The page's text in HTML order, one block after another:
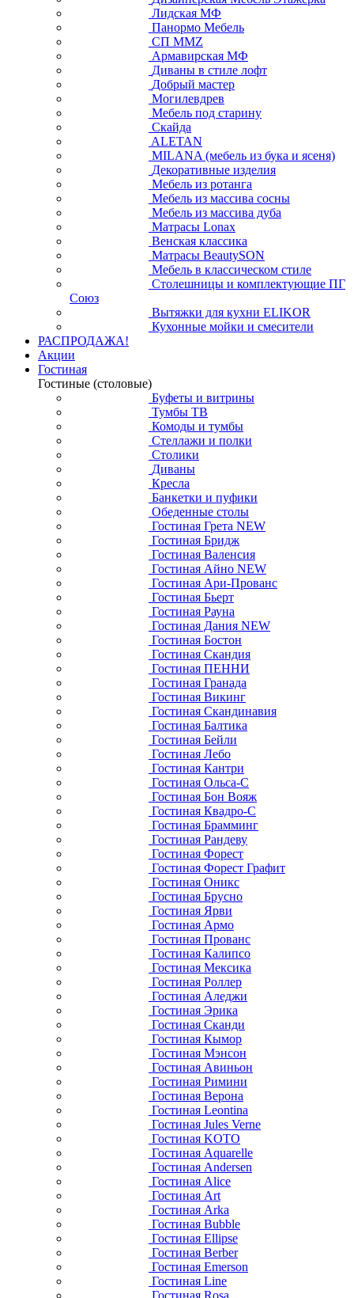
Лидская МФ
Панормо Мебель
СП ММZ
Армавирская МФ
Диваны в стиле лофт
Добрый мастер
Могилевдрев
Мебель под старину
Скайда
ALETAN
MILANA (мебель из бука и ясеня)
Декоративные изделия
Мебель из ротанга
Мебель из массива сосны
Мебель из массива дуба
Матрасы Lonax
Венская классика
Матрасы BeautySON
Мебель в классическом стиле
Столешницы и комплектующие ПГ
Союз
Вытяжки для кухни ELIKOR
Кухонные мойки и смесители
РАСПРОДАЖА!
Акции
Гостиная
Гостиные (столовые)
Буфеты и витрины
Тумбы ТВ
Комоды и тумбы
Стеллажи и полки
Столики
Диваны
Кресла
Банкетки и пуфики
Обеденные столы
Гостиная Грета NEW
Гостиная Бридж
Гостиная Валенсия
Гостиная Айно NEW
Гостиная Ари-Прованс
Гостиная Бьерт
Гостиная Рауна
Гостиная Дания NEW
Гостиная Бостон
Гостиная Скандия
Гостиная ПЕННИ
Гостиная Гранада
Гостиная Викинг
Гостиная Скандинавия
Гостиная Балтика
Гостиная Бейли
Гостиная Лебо
Гостиная Кантри
Гостиная Ольса-С
Гостиная Бон Вояж
Гостиная Квадро-С
Гостиная Брамминг
Гостиная Рандеву
Гостиная Форест
Гостиная Форест Графит
Гостиная Оникс
Гостиная Брусно
Гостиная Ярви
Гостиная Армо
Гостиная Прованс
Гостиная Калипсо
Гостиная Мексика
Гостиная Роллер
Гостиная Аледжи
Гостиная Эрика
Гостиная Сканди
Гостиная Кымор
Гостиная Мэнсон
Гостиная Авиньон
Гостиная Римини
Гостиная Верона
Гостиная Leontina
Гостиная Jules Verne
Гостиная KOTO
Гостиная Aquarelle
Гостиная Andersen
Гостиная Alice
Гостиная Art
Гостиная Arka
Гостиная Bubble
Гостиная Ellipse
Гостиная Berber
Гостиная Emerson
Гостиная Line
Гостиная Rosa